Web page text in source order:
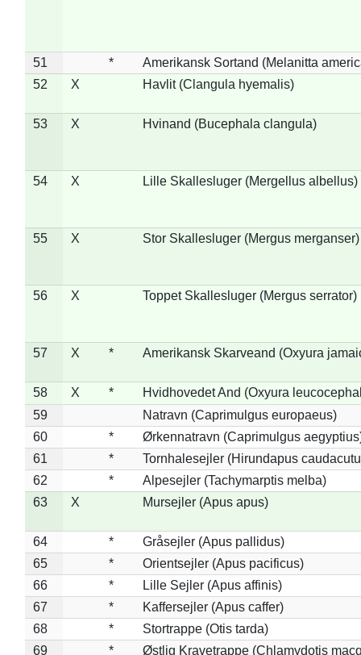
51 *
Amerikansk Sortand (Melanitta
52
X Havlit (Clangula hyemalis)
53 X Hvinand (Bucephala clangula)
54 X Lille Skallesluger (Mergellus albellus)
55 X Stor Skallesluger (Mergus merganser)
56 X Toppet Skallesluger (Mergus serrator)
57 X * Amerikansk Skarveand (Oxyura
58 X *
Hvidhovedet And (Oxyura
59
Natravn (Caprimulgus europaeus)
60
*
Ørkennatravn (Caprimulgus
61
*
Tornhalesejler (Hirundapus
62
*
Alpesejler (Tachymarptis melba)
63
X Mursejler (Apus apus)
64 *
Gråsejler (Apus pallidus)
65
*
Orientsejler (Apus pacificus)
66
*
Lille Sejler (Apus affinis)
67
*
Kaffersejler (Apus caffer)
68
*
Stortrappe (Otis tarda)
69
* Østlig Kravetrappe (Chlamydotis